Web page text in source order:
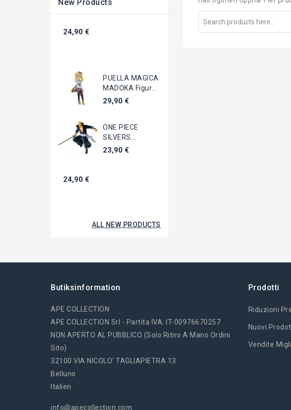
New Products
24,90 €
PUELLA MAGICA
MADOKA Figura
Mami Tomoe
29,90 €
ONE PIECE
SILVERS
RAYLEIGH Battle
23,90 €
24,90 €
ALL NEW PRODUCTS
Butiksinformation
APE COLLECTION
APE COLLECTION Srl - Partita IVA: IT-00976670257
NON APERTO AL PUBBLICO (solo Ritiro A Mano Ordini
Sito)
32100 VIA NICOLO' TAGLIAPIETRA 13
Belluno
Italien
info@apecollection.com
Prodotti
Riduzioni
Nuovi
Vendite